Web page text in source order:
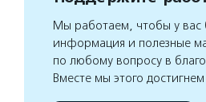
Мы работаем, чтобы у вас
информация и полезные
по любому вопросу в
Вместе мы этого достигнем